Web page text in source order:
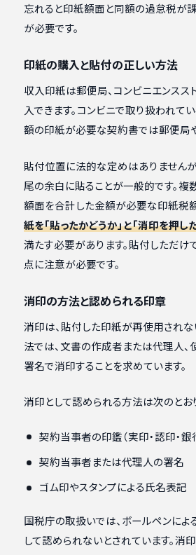
忘れると印紙額面と同額の過怠税が
が必要です。
印紙の購入と貼付の正しい方法
収入印紙は郵便局、コンビニエンスス
入できます。コンビニで取り扱われて
額の印紙が必要な契約書では郵便局
貼付位置に法的な定めはありません
尾の余白に貼ることが一般的です。
額面を合計した金額が必要な印紙税
紙を「貼ったかどうか」と「消印を押
満たす必要があります。貼付しただ
点に注意が必要です。
消印の方法と認められる印章
消印は、貼付した印紙が再使用され
法では、文書の作成者または代理人
署名で消印することを求めています。
消印として認められる方法は次のとお
契約当事者の印鑑（実印・認印・銀
契約当事者または代理人の署名
ゴム印やスタンプによる氏名表記
国税庁の取扱いでは、ボールペンによ
して認められないとされています。